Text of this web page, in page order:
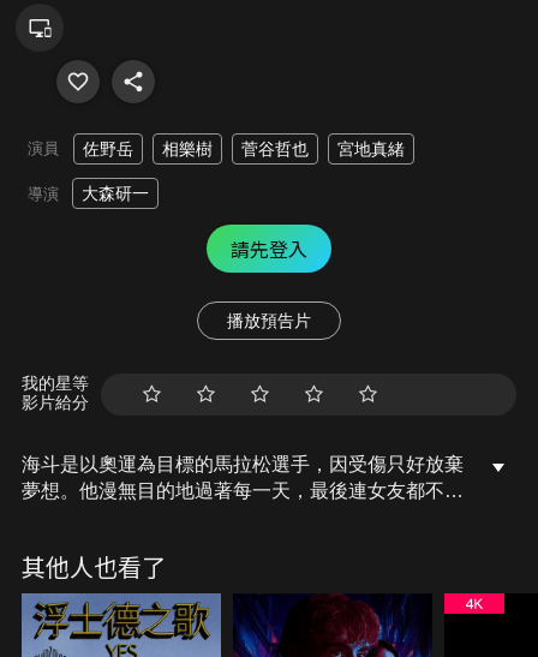
演員 佐野岳 相樂樹 菅谷哲也 宮地真緒
導演 大森研一
請先登入
播放預告片
我的星等
影片給分
海斗是以奧運為目標的馬拉松選手，因受傷只好放棄
夢想。他漫無目的地過著每一天，最後連女友都不理
出許多自己沒有經歷過的記憶。到家後，已離世的爺
爺卻現身在眼前。在兩個世界的縫隙來回穿梭的海
斗，最後究竟會邁向什麼樣的未來呢？
其他人也看了